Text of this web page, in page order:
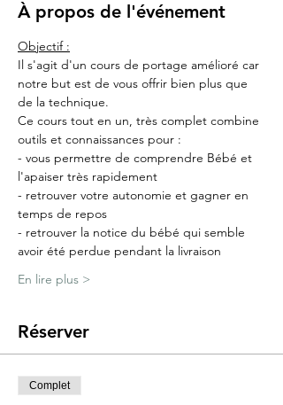
À propos de l'événement
Objectif :
Il s'agit d'un cours de portage amélioré car
notre but est de vous offrir bien plus que
de la technique.
Ce cours tout en un, très complet combine
outils et connaissances pour :
- vous permettre de comprendre Bébé et
l'apaiser très rapidement
- retrouver votre autonomie et gagner en
temps de repos
- retrouver la notice du bébé qui semble
avoir été perdue pendant la livraison
En lire plus >
Réserver
Complet